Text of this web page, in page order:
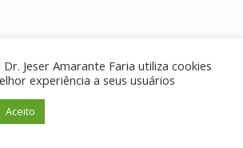
Jeser Amarante Faria utiliza cookies
experiência a seus usuários
Aceito